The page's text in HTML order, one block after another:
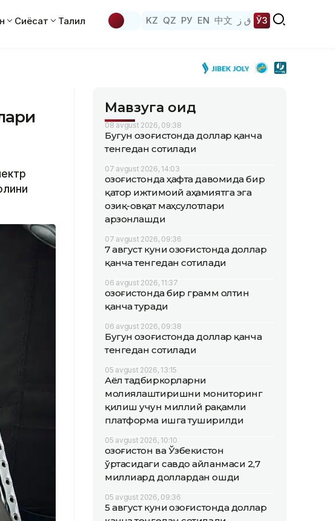
Сиёсат Таҳлил KZ QZ РУ EN 中文 ق ز ЎЗ
Мавзуга оид
08 avgust 2026, 09:38
Бугун Қозоғистонда доллар қанча
тенгедан сотилади
07 avgust 2026, 14:03
Қозоғистонда ҳафта давомида бир
қатор ижтимоий аҳамиятга эга
озиқ-овқат маҳсулотлари
арзонлашди
07 avgust 2026, 09:36
7 август куни Қозоғистонда доллар
қанча тенгедан сотилади
06 avgust 2026, 11:37
Қозоғистонда бир грамм олтин
қанча туради
06 avgust 2026, 09:38
Бугун Қозоғистонда доллар қанча
тенгедан сотилади
05 avgust 2026, 13:15
Аёл тадбиркорларни
молиялаштиришни мониторинг
қилиш учун миллий рақамли
платформа ишга туширилди
05 avgust 2026, 10:10
Қозоғистон ва Ўзбекистон
ўртасидаги савдо айланмаси 2,7
миллиард доллардан ошди
05 avgust 2026, 09:36
5 август куни Қозоғистонда доллар